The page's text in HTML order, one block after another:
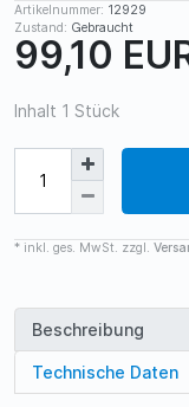
Artikelnummer: 12929
Zustand: Gebraucht
99,10
Inhalt 1 Stück
* inkl. ges. MwSt. zzgl.
Beschreibung
Technische Daten